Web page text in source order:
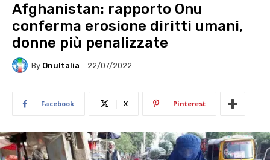
Afghanistan: rapporto Onu
conferma erosione diritti umani,
donne più penalizzate
By OnuItalia 22/07/2022
Facebook X Pinterest